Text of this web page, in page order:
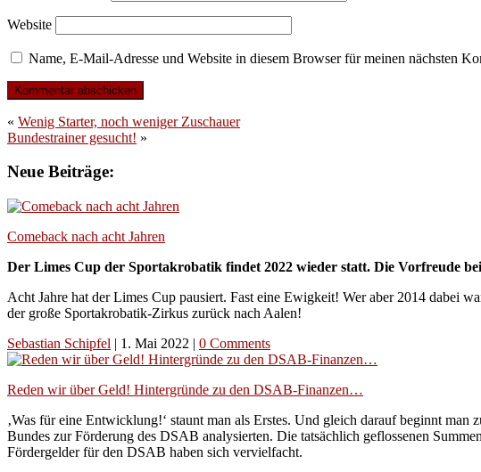
Website
Name, E-Mail-Adresse und Website in diesem Browser für meinen nächsten
« Wenig Starter, noch weniger Zuschauer
Bundestrainer gesucht! »
Neue Beiträge:
Comeback nach acht Jahren
Der Limes Cup der Sportakrobatik findet 2022 wieder statt. Die Vorfreude
Acht Jahre hat der Limes Cup pausiert. Fast eine Ewigkeit! Wer aber 2014 dabei
der große Sportakrobatik-Zirkus zurück nach Aalen!
Sebastian Schipfel | 1. Mai 2022 | 0 Comments
Reden wir über Geld! Hintergründe zu den DSAB-Finanzen…
‚Was für eine Entwicklung!‘ staunt man als Erstes. Und gleich darauf beginnt
Bundes zur Förderung des DSAB analysierten. Die tatsächlich geflossenen
Fördergelder für den DSAB haben sich vervielfacht.